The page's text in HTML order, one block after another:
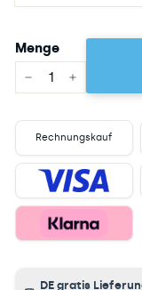
Menge
Rechnungskauf
DE gratis